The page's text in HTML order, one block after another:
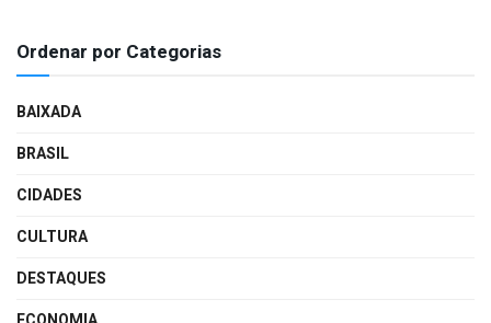
Ordenar por Categorias
BAIXADA
BRASIL
CIDADES
CULTURA
DESTAQUES